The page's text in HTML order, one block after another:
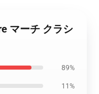
マーチ クラシ
89%
11%